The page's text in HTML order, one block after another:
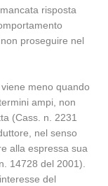
risposta
proseguire nel
meno quando
ampi, non
(Cass. n. 2231
nel senso
alla espressa sua
14728 del 2001).
del